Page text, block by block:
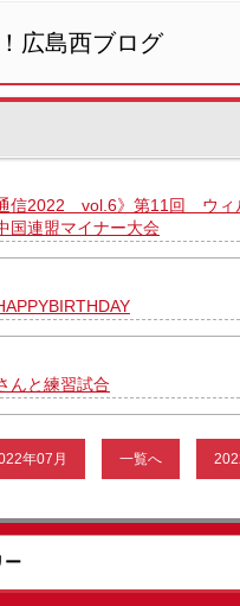
ム
島西ブログ
学」お申し込み／その他お問合
Ｑ＆Ａ
広島西ブログ
通信2022 vol.6》第11回 ウィ
国連盟マイナー大会
んと練習試合
年07月 一覧へ
ー